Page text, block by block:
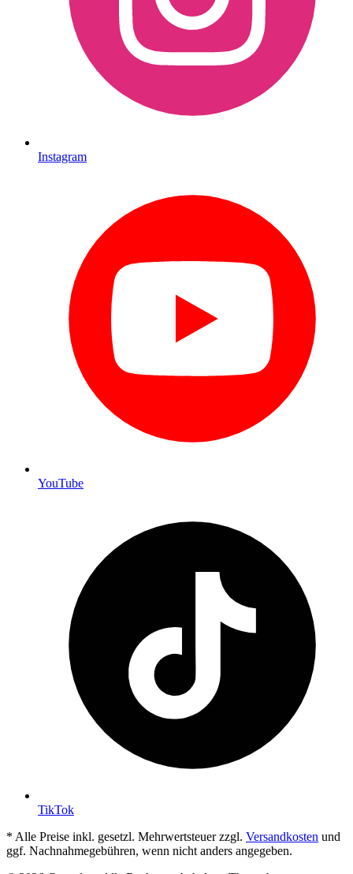
Instagram
YouTube
TikTok
* Alle Preise inkl. gesetzl. Mehrwertsteuer zzgl. Versandkosten und
ggf. Nachnahmegebühren, wenn nicht anders angegeben.